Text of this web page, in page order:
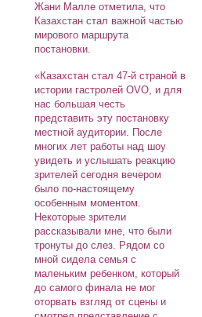
Жани Малле отметила, что
Казахстан стал важной частью
мирового маршрута
постановки.
«Казахстан стал 47-й страной в
истории гастролей OVO, и для
нас большая честь
представить эту постановку
местной аудитории. После
многих лет работы над шоу
увидеть и услышать реакцию
зрителей сегодня вечером
было по-настоящему
особенным моментом.
Некоторые зрители
рассказывали мне, что были
тронуты до слез. Рядом со
мной сидела семья с
маленьким ребенком, который
до самого финала не мог
оторвать взгляд от сцены и